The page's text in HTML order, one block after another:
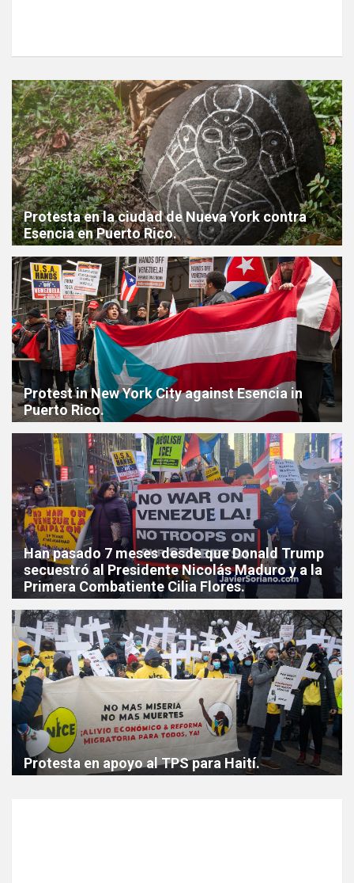
Protesta en la ciudad de Nueva York contra
Esencia en Puerto Rico.
Protest in New York City against Esencia in
Puerto Rico.
Han pasado 7 meses desde que Donald Trump
secuestró al Presidente Nicolás Maduro y a la
Primera Combatiente Cilia Flores.
Protesta en apoyo al TPS para Haití.